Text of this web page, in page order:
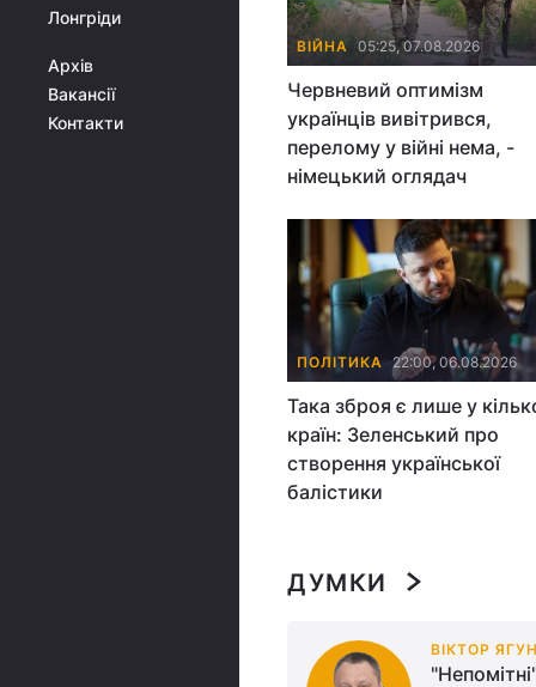
Лонгріди
Архів
Вакансії
Контакти
ВІЙНА 05:25, 07.08.2026
Червневий оптимізм
українців вивітрився,
перелому у війні нема, -
німецький оглядач
ПОЛІТИКА 22:00, 06.08.2026
Така зброя є лише у
країн: Зеленський про
створення української
балістики
ДУМКИ
ВІКТОР ЯГУН